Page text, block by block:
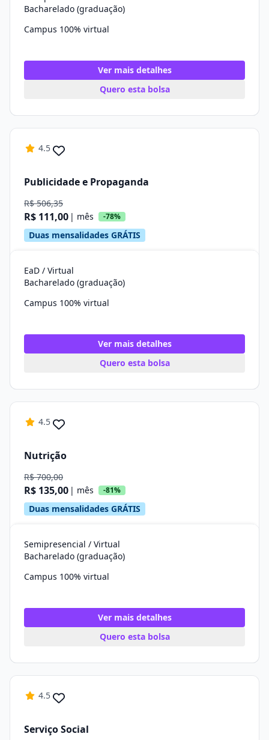
Bacharelado (graduação)
Campus 100% virtual
Ver mais detalhes
Quero esta bolsa
4.5
Publicidade e Propaganda
R$ 506,35
R$ 111,00 | mês -78%
Duas mensalidades GRÁTIS
EaD / Virtual
Bacharelado (graduação)
Campus 100% virtual
Ver mais detalhes
Quero esta bolsa
4.5
Nutrição
R$ 700,00
R$ 135,00 | mês -81%
Duas mensalidades GRÁTIS
Semipresencial / Virtual
Bacharelado (graduação)
Campus 100% virtual
Ver mais detalhes
Quero esta bolsa
4.5
Serviço Social